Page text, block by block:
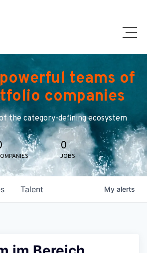
teams of
companies
the category-defining ecosystem
0
JOBS
Talent My alerts